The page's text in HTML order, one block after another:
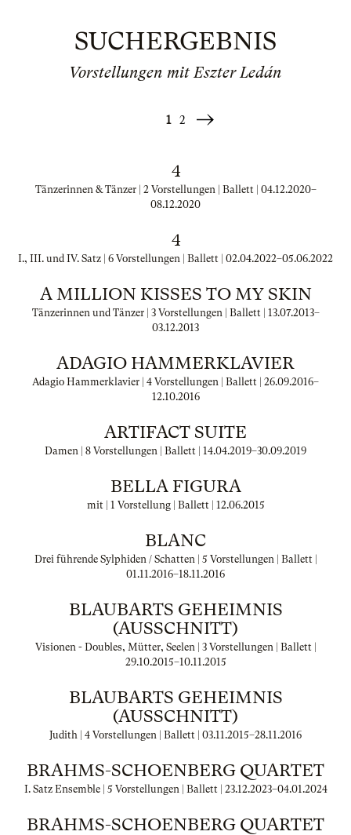
SUCHERGEBNIS
Vorstellungen mit Eszter Ledán
1 2
Weiter
4
Tänzerinnen & Tänzer | 2 Vorstellungen | Ballett | 04.12.2020–
08.12.2020
4
I., III. und IV. Satz | 6 Vorstellungen | Ballett | 02.04.2022–05.06.2022
A MILLION KISSES TO MY SKIN
Tänzerinnen und Tänzer | 3 Vorstellungen | Ballett | 13.07.2013–
03.12.2013
ADAGIO HAMMERKLAVIER
Adagio Hammerklavier | 4 Vorstellungen | Ballett | 26.09.2016–
12.10.2016
ARTIFACT SUITE
Damen | 8 Vorstellungen | Ballett | 14.04.2019–30.09.2019
BELLA FIGURA
mit | 1 Vorstellung | Ballett | 12.06.2015
BLANC
Drei führende Sylphiden / Schatten | 5 Vorstellungen | Ballett |
01.11.2016–18.11.2016
BLAUBARTS GEHEIMNIS
(AUSSCHNITT)
Visionen - Doubles, Mütter, Seelen | 3 Vorstellungen | Ballett |
29.10.2015–10.11.2015
BLAUBARTS GEHEIMNIS
(AUSSCHNITT)
Judith | 4 Vorstellungen | Ballett | 03.11.2015–28.11.2016
BRAHMS-SCHOENBERG QUARTET
I. Satz Ensemble | 5 Vorstellungen | Ballett | 23.12.2023–04.01.2024
BRAHMS-SCHOENBERG QUARTET